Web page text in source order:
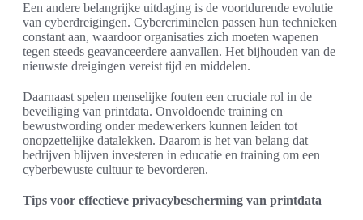
Een andere belangrijke uitdaging is de voortdurende evolutie
van cyberdreigingen. Cybercriminelen passen hun technieken
constant aan, waardoor organisaties zich moeten wapenen
tegen steeds geavanceerdere aanvallen. Het bijhouden van de
nieuwste dreigingen vereist tijd en middelen.
Daarnaast spelen menselijke fouten een cruciale rol in de
beveiliging van printdata. Onvoldoende training en
bewustwording onder medewerkers kunnen leiden tot
onopzettelijke datalekken. Daarom is het van belang dat
bedrijven blijven investeren in educatie en training om een
cyberbewuste cultuur te bevorderen.
Tips voor effectieve privacybescherming van printdata